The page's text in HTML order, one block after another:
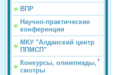
ВПР
Научно-практические
конференции
МКУ "Алданский центр
ППМСП"
Конкурсы, олимпиады,
смотры